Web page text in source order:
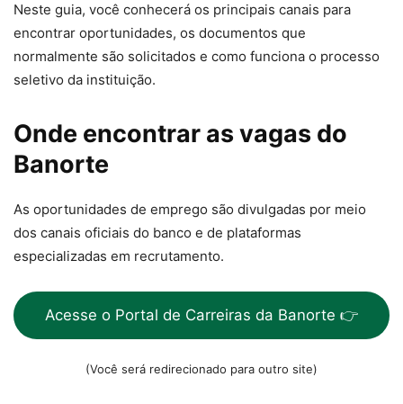
Neste guia, você conhecerá os principais canais para
encontrar oportunidades, os documentos que
normalmente são solicitados e como funciona o processo
seletivo da instituição.
Onde encontrar as vagas do
Banorte
As oportunidades de emprego são divulgadas por meio
dos canais oficiais do banco e de plataformas
especializadas em recrutamento.
Acesse o Portal de Carreiras da Banorte 👉
(Você será redirecionado para outro site)